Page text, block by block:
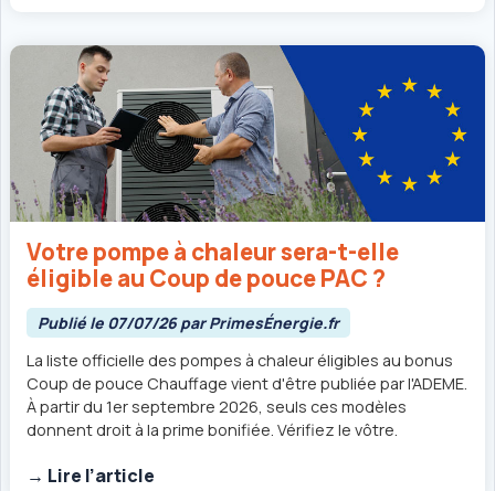
Votre pompe à chaleur sera-t-elle
éligible au Coup de pouce PAC ?
Publié le 07/07/26 par PrimesÉnergie.fr
La liste officielle des pompes à chaleur éligibles au bonus
Coup de pouce Chauffage vient d'être publiée par l'ADEME.
À partir du 1er septembre 2026, seuls ces modèles
donnent droit à la prime bonifiée. Vérifiez le vôtre.
→ Lire l’article